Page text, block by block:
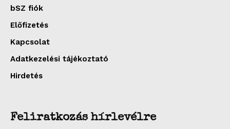
bSZ fiók
Előfizetés
Kapcsolat
Adatkezelési tájékoztató
Hirdetés
Feliratkozás hírlevélre